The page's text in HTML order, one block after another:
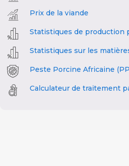
Prix de la viande
Statistiques de production
Statistiques sur les
Peste Porcine Africaine
Calculateur de traitement